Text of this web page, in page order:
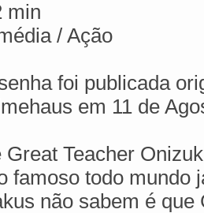
min
/ Ação
foi publicada
em 11 de
Great Teacher
famoso todo mundo
não sabem é